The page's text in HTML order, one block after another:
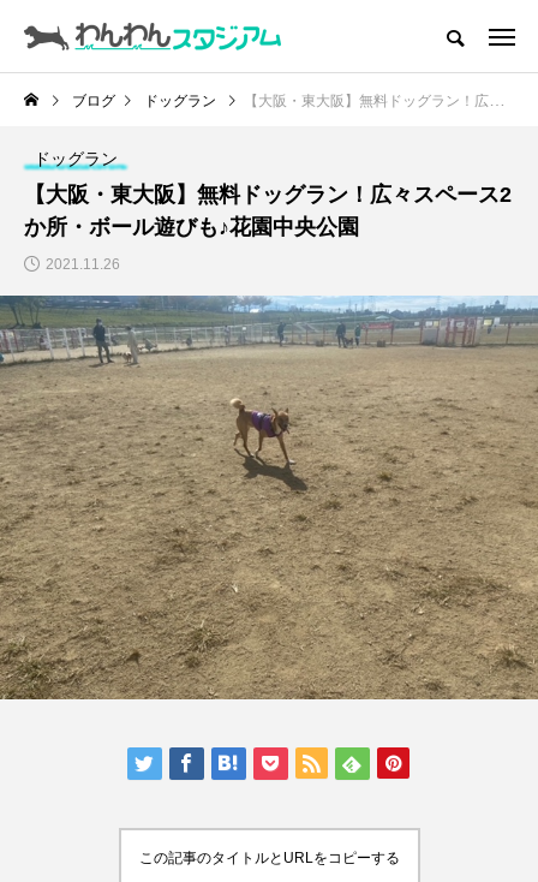
CATEGORY
ドッグラン
ドッグカフェ
愛犬とおでかけ (公園･施設etc)
愛犬と旅行
トリミングサロン
動物病院
コラム
トップページ
人気の記事ランキング
メンバー
会社概要
プライバシーポリシー
お問い合わせ
ブログ ドッグラン 【大阪・東大阪】無料ドッグラン！広々スペース2か所・ボール遊びも♪花園中央公園
ドッグラン
【大阪・東大阪】無料ドッグラン！広々スペース2
か所・ボール遊びも♪花園中央公園
2021.11.26
この記事のタイトルとURLをコピーする